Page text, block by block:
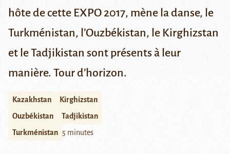
hôte de cette EXPO 2017, mène la danse, le
Turkménistan, l’Ouzbékistan, le Kirghizstan
et le Tadjikistan sont présents à leur
manière. Tour d’horizon.
Kazakhstan
Kirghizstan
Ouzbékistan
Tadjikistan
Turkménistan 5 minutes